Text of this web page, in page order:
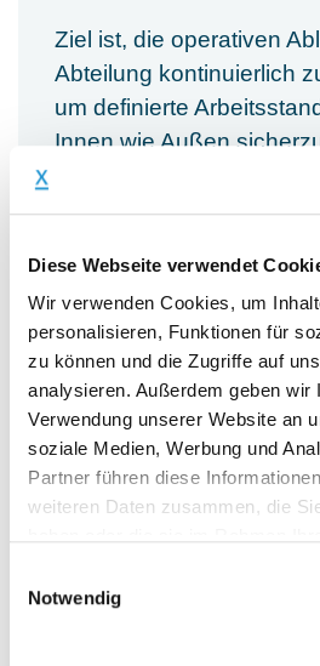
Diese Webseite verwendet
Wir verwenden Cookies, um
personalisieren, Funktionen für
zu können und die Zugriffe auf
analysieren. Außerdem geben wir
Verwendung unserer Website an
soziale Medien, Werbung und
Partner führen diese
weiteren Daten zusammen, die
Notwendig
Ziel ist, die operativen
Abteilung kontinuierlich
um definierte
Innen wie Außen
gehören:
Wöchentliche
Salesforecasts auf
Vollständigkeit und
insbesondere
sowie der
Abschlags-, Schluss-
Planung, Umsetzung
des Einsatzes von
und Arbeitsinhalten